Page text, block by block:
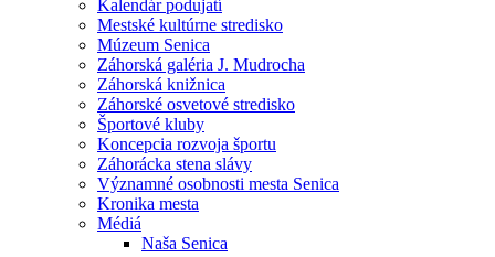
Kalendár podujatí
Mestské kultúrne stredisko
Múzeum Senica
Záhorská galéria J. Mudrocha
Záhorská knižnica
Záhorské osvetové stredisko
Športové kluby
Koncepcia rozvoja športu
Záhorácka stena slávy
Významné osobnosti mesta Senica
Kronika mesta
Médiá
Naša Senica